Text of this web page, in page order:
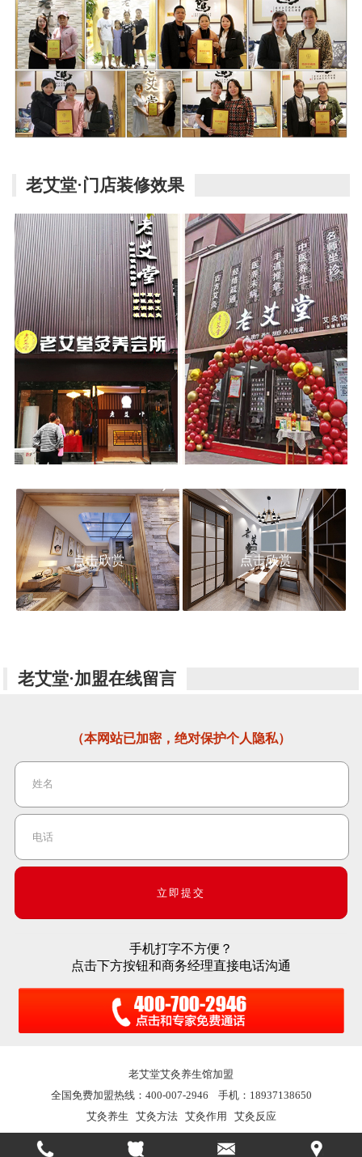
老艾堂·门店装修效果
点击欣赏 点击欣赏
老艾堂·加盟在线留言
（本网站已加密，绝对保护个人隐私）
手机打字不方便？
点击下方按钮和商务经理直接电话沟通
老艾堂艾灸养生馆加盟
全国免费加盟热线：400-007-2946 手机：18937138650
艾灸养生
艾灸方法 艾灸作用 艾灸反应